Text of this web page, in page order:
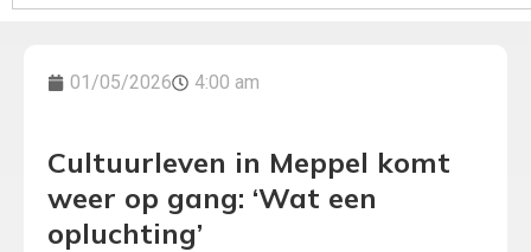
01/05/2026 4:00 am
Cultuurleven in Meppel komt
weer op gang: ‘Wat een
opluchting’